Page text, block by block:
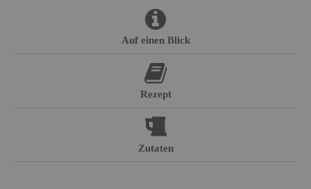
Auf einen Blick
Re­zept
Zu­ta­ten